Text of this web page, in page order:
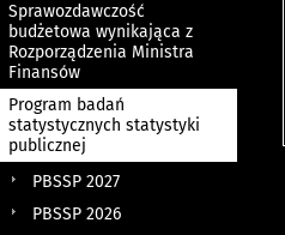
Sprawozdawczość
budżetowa wynikająca z
Rozporządzenia Ministra
Finansów
Program badań
statystycznych statystyki
publicznej
PBSSP 2027
PBSSP 2026